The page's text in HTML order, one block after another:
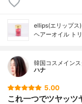
ellips(エリップス)
ヘアーオイル ト
韓国コスメイン
ハナ
5.00
これ一つでツヤッツ